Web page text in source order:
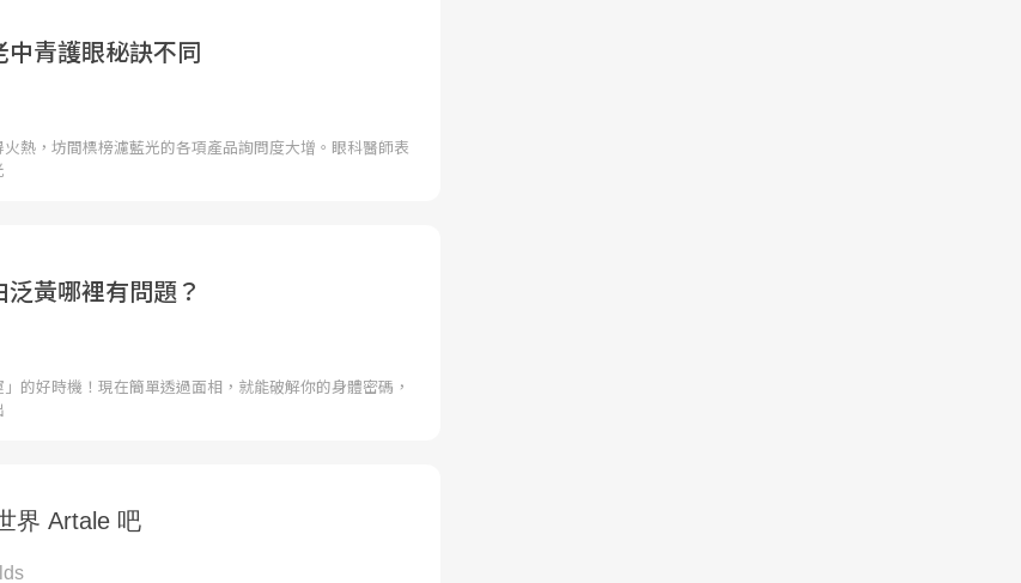
青護眼秘訣不同
熱，坊間標榜濾藍光的各項產品詢問度大增。眼科醫師表
黃哪裡有問題？
的好時機！現在簡單透過面相，就能破解你的身體密碼，